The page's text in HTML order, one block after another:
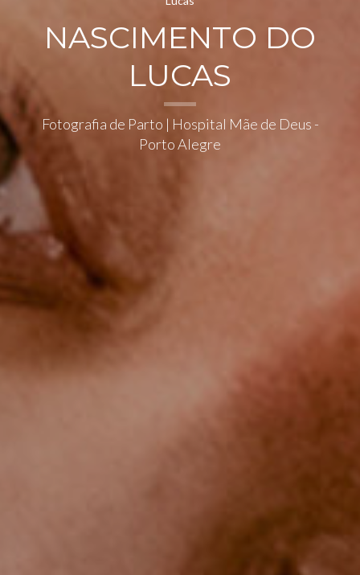
NASCIMENTO DO
LUCAS
Fotografia de Parto | Hospital Mãe de Deus -
Porto Alegre